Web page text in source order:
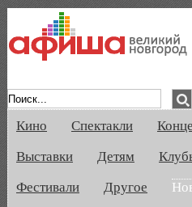
Кино Спектакли
Выставки
Детям
Фестивали
Другое